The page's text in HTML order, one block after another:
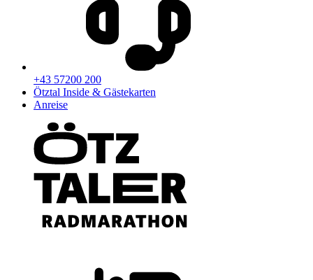
+43 57200 200
Ötztal Inside & Gästekarten
Anreise